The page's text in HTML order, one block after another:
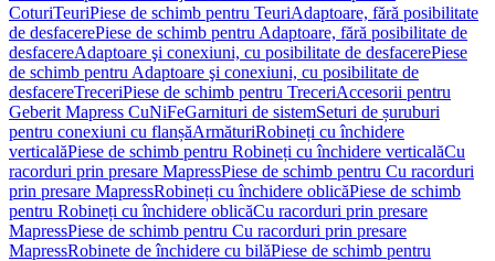
CoturiTeuriPiese de schimb pentru TeuriAdaptoare, fără posibilitate
de desfacerePiese de schimb pentru Adaptoare, fără posibilitate de
desfacereAdaptoare şi conexiuni, cu posibilitate de desfacerePiese
de schimb pentru Adaptoare şi conexiuni, cu posibilitate de
desfacereTreceriPiese de schimb pentru TreceriAccesorii pentru
Geberit Mapress CuNiFeGarnituri de sistemSeturi de șuruburi
pentru conexiuni cu flanșăArmăturiRobineți cu închidere
verticalăPiese de schimb pentru Robineți cu închidere verticalăCu
racorduri prin presare MapressPiese de schimb pentru Cu racorduri
prin presare MapressRobineți cu închidere oblicăPiese de schimb
pentru Robineți cu închidere oblicăCu racorduri prin presare
MapressPiese de schimb pentru Cu racorduri prin presare
MapressRobinete de închidere cu bilăPiese de schimb pentru